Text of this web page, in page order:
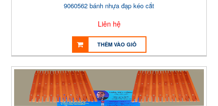
9060562 bánh nhựa đạp kéo cắt
Liên hệ
THÊM VÀO GIỎ